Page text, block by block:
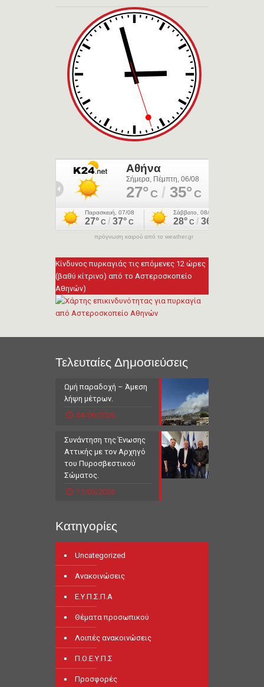
πρόγνωση καιρού από το weather.gr
Κίνδυνος πυρκαγιάς τις επόμενες 12 ώρες
(βαθύ κίτρινο) από το Αστεροσκοπείο
Αθηνών)
Τελευταίες Δημοσιεύσεις
Ωμή παραδοχή – Άμεση
λήψη μέτρων.
04/06/2026
Συνάντηση της Ένωσης
Αττικής με τον Αρχηγό
του Πυροσβεστικού
Σώματος.
11/03/2026
Κατηγορίες
Uncategorized
Ανακοινώσεις
Ε.Υ.Π.Σ.Π.Α
Θέματα προσωπικού
Λοιπές ανακοινώσεις
Π.Ο.Ε.Υ.Π.Σ
Προσφορές